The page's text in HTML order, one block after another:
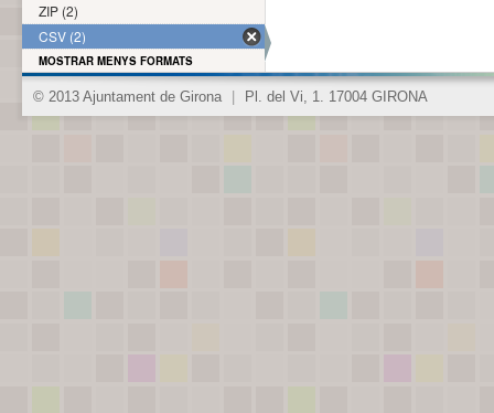
ZIP (2)
CSV (2)
MOSTRAR MENYS FORMATS
© 2013 Ajuntament de Girona Pl. del Vi, 1. 17004 GIRONA